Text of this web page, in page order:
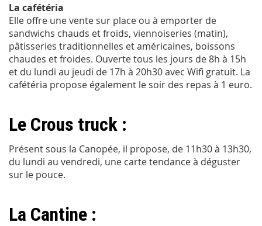
La cafétéria
Elle offre une vente sur place ou à emporter de
sandwichs chauds et froids, viennoiseries (matin),
pâtisseries traditionnelles et américaines, boissons
chaudes et froides. Ouverte tous les jours de 8h à 15h
et du lundi au jeudi de 17h à 20h30avec Wifi gratuit. La
cafétéria propose également le soir des repas à 1 euro.
Le Crous truck :
Présent sous la Canopée, il propose, de 11h30 à 13h30,
du lundi au vendredi, une carte tendance à déguster
sur le pouce.
La Cantine :